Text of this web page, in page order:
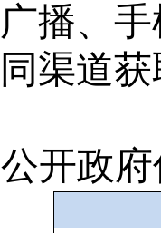
播、
渠道
开政